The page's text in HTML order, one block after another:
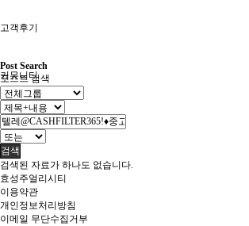
고객후기
커뮤니티
오시는길
Post Search
포스트 검색
검색
검색된 자료가 하나도 없습니다.
효성주얼리시티
이용약관
개인정보처리방침
이메일 무단수집거부